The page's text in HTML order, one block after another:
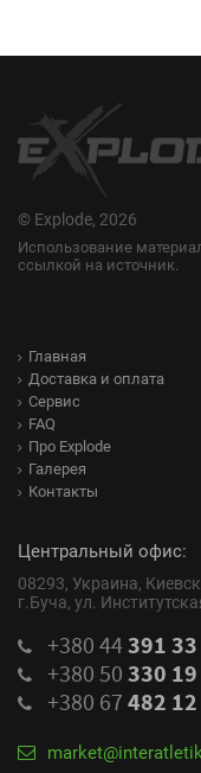
© Explode, 2026
Использование
ссылкой на источник.
Главная
Доставка и оплата
Сервис
FAQ
Про Explode
Галерея
Контакты
Центральный офис:
08293, Украина,
г.Буча, ул.
+380 44391
+380 50 330
+380 67 482